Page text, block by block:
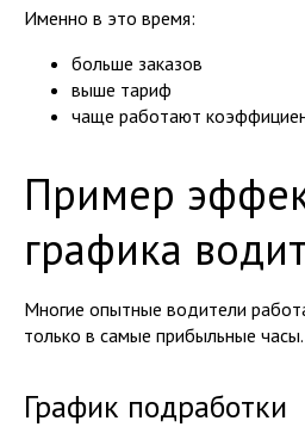
Именно в это время:
больше заказов
выше тариф
чаще работают
Пример
графика
Многие опытные водители
только в самые прибыльные часы.
График подработки